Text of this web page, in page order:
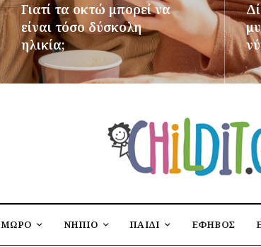
Γιατί τα οκτώ μπορεί να
είναι τόσο δύσκολη
ηλικία;
ΠΕΡΙΣΣΌΤΕΡΑ
ΜΩΡΟ ΝΗΠΙΟ ΠΑΙΔΙ ΕΦΗΒΟΣ